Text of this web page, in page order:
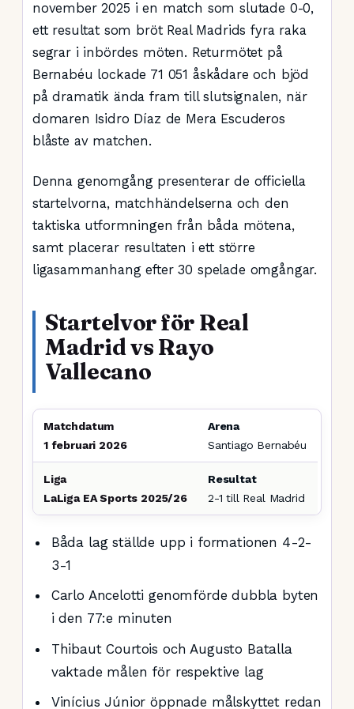
november 2025 i en match som slutade 0-0,
ett resultat som bröt Real Madrids fyra raka
segrar i inbördes möten. Returmötet på
Bernabéu lockade 71 051 åskådare och bjöd
på dramatik ända fram till slutsignalen, när
domaren Isidro Díaz de Mera Escuderos
blåste av matchen.
Denna genomgång presenterar de officiella
startelvorna, matchhändelserna och den
taktiska utformningen från båda mötena,
samt placerar resultaten i ett större
ligasammanhang efter 30 spelade omgångar.
Startelvor för Real
Madrid vs Rayo
Vallecano
Matchdatum
1 februari 2026
Arena
Santiago Bernabéu
Liga
LaLiga EA Sports 2025/26
Resultat
2-1 till Real Madrid
Båda lag ställde upp i formationen 4-2-
3-1
Carlo Ancelotti genomförde dubbla byten
i den 77:e minuten
Thibaut Courtois och Augusto Batalla
vaktade målen för respektive lag
Vinícius Júnior öppnade målskyttet redan